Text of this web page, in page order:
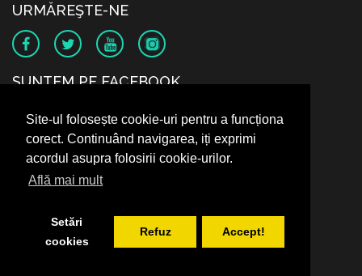
Site-ul folosește cookie-uri pentru a funcționa
corect. Continuând navigarea, iți exprimi
acordul asupra folosirii cookie-urilor.
Află mai mult
Setări
cookies
Refuz Accept!
URMĂREŞTE-NE
SUNTEM PE FACEBOOK